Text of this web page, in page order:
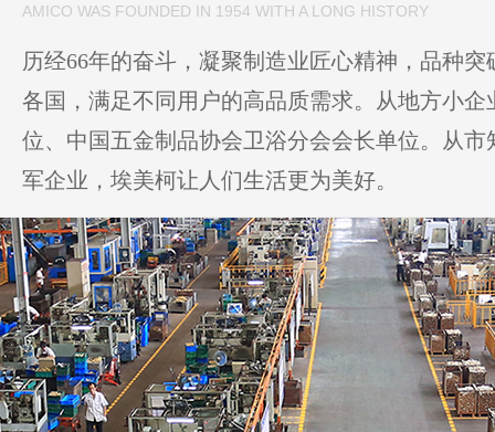
AMICO WAS FOUNDED IN 1954 WITH A LONG HISTORY
历经66年的奋斗，凝聚制造业匠心精神，品种
各国，满足不同用户的高品质需求。从地方小
位、中国五金制品协会卫浴分会会长单位。从
军企业，埃美柯让人们生活更为美好。